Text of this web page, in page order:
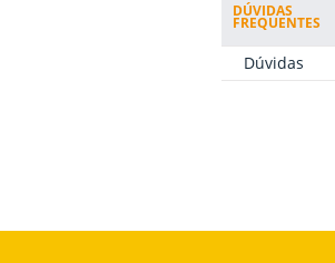
DÚVIDAS
FREQUENTES
Dúvidas